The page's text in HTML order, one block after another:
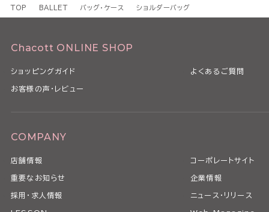
TOP BALLET バッグ・ケース ショルダーバッグ
Chacott ONLINE SHOP
ショッピングガイド よくあるご質問
お客様の声・レビュー
COMPANY
店舗情報 コーポレートサイト
重要なお知らせ 企業情報
採用・求人情報 ニュース・リリース